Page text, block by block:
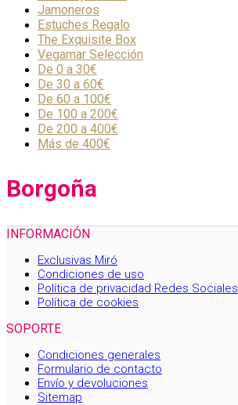
Jamoneros
Estuches Regalo
The Exquisite Box
Vegamar Selección
De 0 a 30€
De 30 a 60€
De 60 a 100€
De 100 a 200€
De 200 a 400€
Más de 400€
Borgoña
INFORMACIÓN
Exclusivas Miró
Condiciones de uso
Política de privacidad Redes Sociales
Política de cookies
SOPORTE
Condiciones generales
Formulario de contacto
Envío y devoluciones
Sitemap